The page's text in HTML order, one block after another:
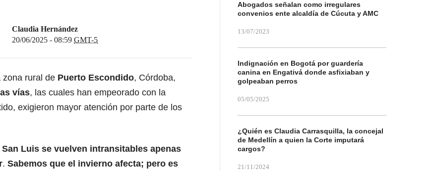
Claudia Hernández
20/06/2025 - 08:59 GMT-5
zona rural de Puerto Escondido, Córdoba,
vías, las cuales han empeorado con la
exigieron mayor atención por parte de los
Luis se vuelven intransitables apenas
. Sabemos que el invierno afecta; pero es
Abogados señalan como irregulares
convenios ente alcaldía de Cúcuta y AMC
13/07/2023
Indignación en Bogotá por guardería
canina en Engativá donde asfixiaban y
golpeaban perros
05/05/2025
¿Quién es Claudia Carrasquilla, la concejal
de Medellín a quien la Corte imputará
cargos?
21/11/2024